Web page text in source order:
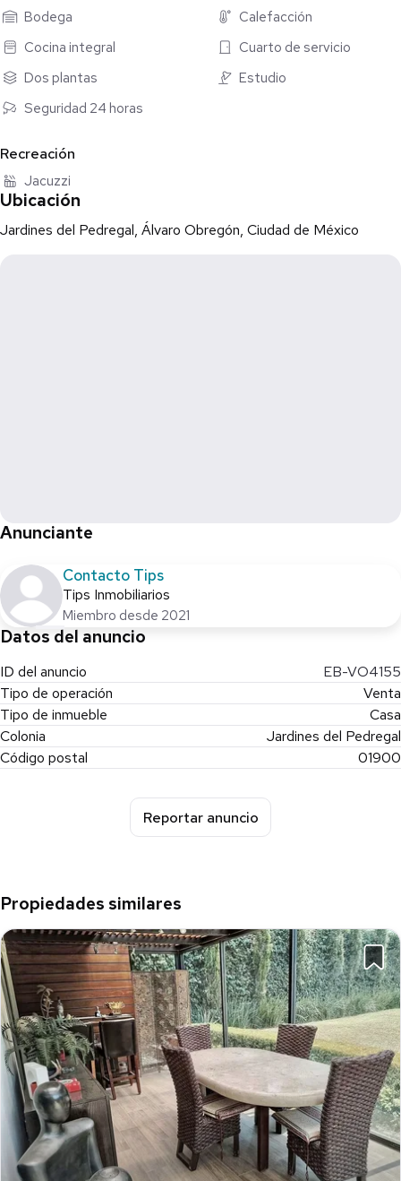
cuarto de servicio y lavandería.
Bodega
Calefacción
Cocina integral
Cuarto de servicio
Dos plantas
Estudio
Seguridad 24 horas
Recreación
Jacuzzi
Ubicación
Jardines del Pedregal, Álvaro Obregón, Ciudad de México
Anunciante
Contacto Tips
Tips Inmobiliarios
Miembro desde 2021
Datos del anuncio
ID del anuncio
EB-VO4155
Tipo de operación
Venta
Tipo de inmueble
Casa
Colonia
Jardines del Pedregal
Código postal
01900
Reportar anuncio
Propiedades similares